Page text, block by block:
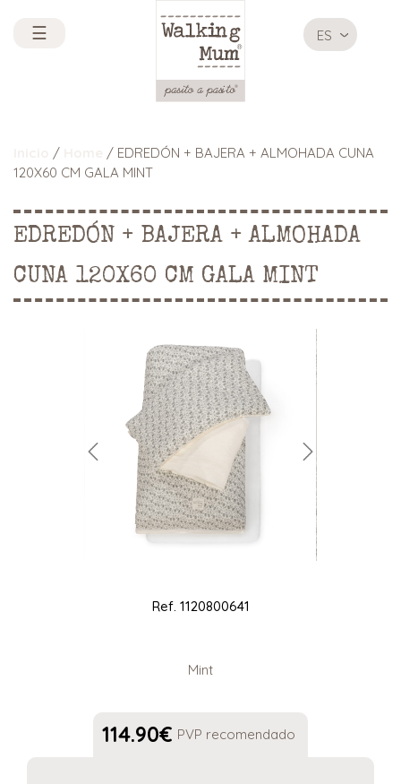
☰ ES
/
/ EDREDÓN + BAJERA + ALMOHADA CUNA
120X60 CM GALA MINT
EDREDÓN + BAJERA + ALMOHADA
CUNA 120X60 CM GALA MINT
Ref. 1120800641
Mint
114.90€ PVP recomendado